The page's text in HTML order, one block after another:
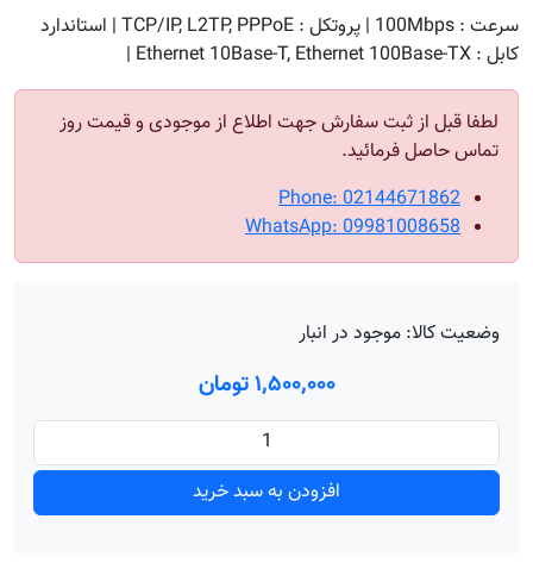
سرعت : 100Mbps | پروتکل : TCP/IP, L2TP, PPPoE | استاندارد
کابل : Ethernet 10Base-T, Ethernet 100Base-TX |
لطفا قبل از ثبت سفارش جهت اطلاع از موجودی و قیمت روز
تماس حاصل فرمائید.
Phone: 02144671862
WhatsApp: 09981008658
وضعیت کالا: موجود در انبار
۱٬۵۰۰٬۰۰۰ تومان
افزودن به سبد خرید